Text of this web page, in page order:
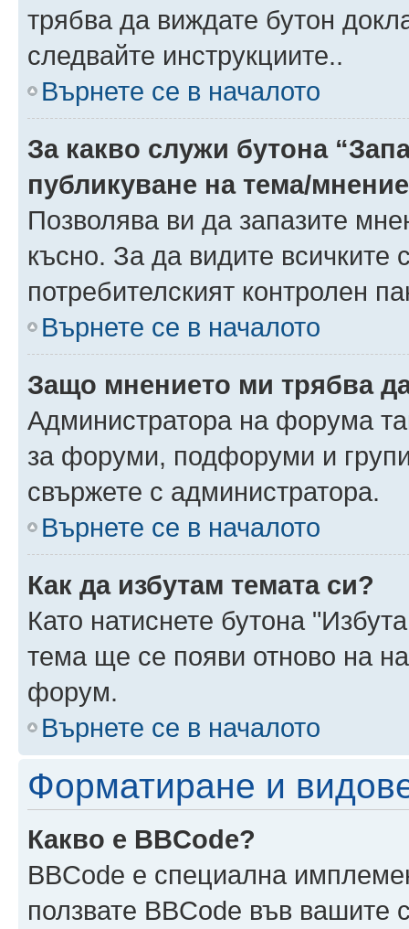
трябва да виждате бутон
следвайте инструкциите..
Върнете се в началото
За какво служи бутона
публикуване на тема/
Позволява ви да запазите
късно. За да видите всичките
потребителският контролен
Върнете се в началото
Защо мнението ми трябва
Администратора на форума
за форуми, подфоруми и
свържете с администратора.
Върнете се в началото
Как да избутам темата си?
Като натиснете бутона
тема ще се появи отново на
форум.
Върнете се в началото
Форматиране и
Какво е BBCode?
BBCode е специална
ползвате BBCode във